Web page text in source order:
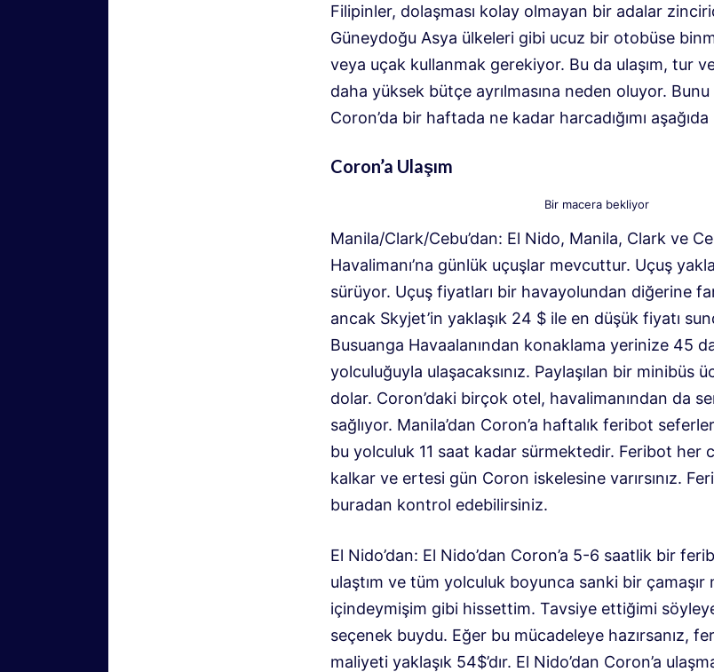
Filipinler, dolaşması kolay olmayan bir adalar
Güneydoğu Asya ülkeleri gibi ucuz bir otobüse
veya uçak kullanmak gerekiyor. Bu da ulaşım, tur
daha yüksek bütçe ayrılmasına neden oluyor.
Coron’da bir haftada ne kadar harcadığımı
Coron’a Ulaşım
Bir macera bekliyor
Manila/Clark/Cebu’dan: El Nido, Manila, Clark ve
Havalimanı’na günlük uçuşlar mevcuttur. Uçuş
sürüyor. Uçuş fiyatları bir havayolundan diğerine
ancak Skyjet’in yaklaşık 24 $ ile en düşük fiyatı
Busuanga Havaalanından konaklama yerinize 45
yolculuğuyla ulaşacaksınız. Paylaşılan bir minibüs
dolar. Coron’daki birçok otel, havalimanından da
sağlıyor. Manila’dan Coron’a haftalık feribot
bu yolculuk 11 saat kadar sürmektedir. Feribot her
kalkar ve ertesi gün Coron iskelesine varırsınız.
buradan kontrol edebilirsiniz.
El Nido’dan: El Nido’dan Coron’a 5-6 saatlik bir
ulaştım ve tüm yolculuk boyunca sanki bir çamaşır
içindeymişim gibi hissettim. Tavsiye ettiğimi
seçenek buydu. Eğer bu mücadeleye hazırsanız,
maliyeti yaklaşık 54$’dır. El Nido’dan Coron’a